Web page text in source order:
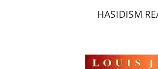
HASIDISM